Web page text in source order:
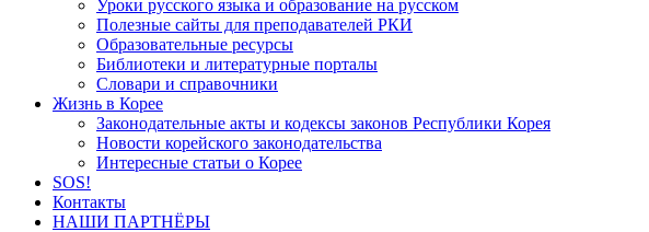
Уроки русского языка и образование на русском
Полезные сайты для преподавателей РКИ
Образовательные ресурсы
Библиотеки и литературные порталы
Словари и справочники
Жизнь в Корее
Законодательные акты и кодексы законов Республики Корея
Новости корейского законодательства
Интересные статьи о Корее
SOS!
Контакты
НАШИ ПАРТНЁРЫ